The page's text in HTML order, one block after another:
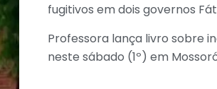
fugitivos em dois governos
Professora lança livro sobre
neste sábado (1º) em